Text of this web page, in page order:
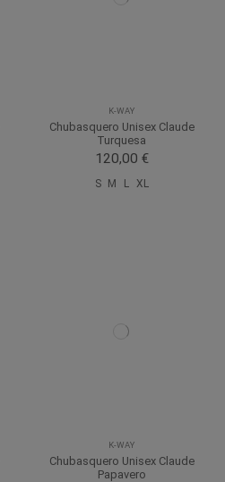
K-WAY
Chubasquero Unisex Claude
Turquesa
120,00 €
S M L XL
K-WAY
Chubasquero Unisex Claude
Papavero